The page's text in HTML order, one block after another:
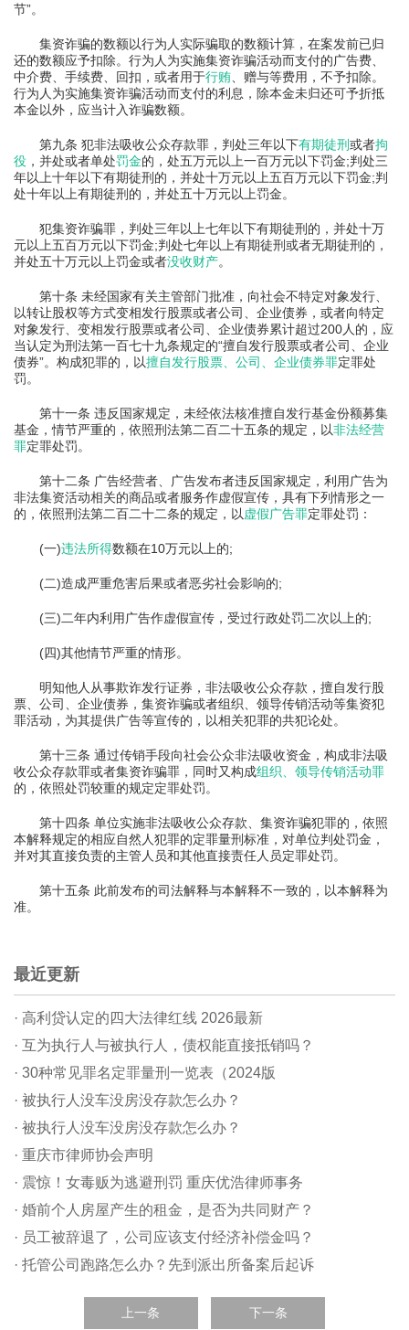
节”。
集资诈骗的数额以行为人实际骗取的数额计算，在案发前已归
还的数额应予扣除。行为人为实施集资诈骗活动而支付的广告费、
中介费、手续费、回扣，或者用于行贿 、赠与等费用，不予扣除。
行为人为实施集资诈骗活动而支付的利息，除本金未归还可予折抵
本金以外，应当计入诈骗数额。
第九条 犯非法吸收公众存款罪，判处三年以下有期徒刑或者拘
役 ，并处或者单处罚金的，处五万元以上一百万元以下罚金;判处三
年以上十年以下有期徒刑的，并处十万元以上五百万元以下罚金;判
处十年以上有期徒刑的，并处五十万元以上罚金。
犯集资诈骗罪，判处三年以上七年以下有期徒刑的，并处十万
元以上五百万元以下罚金;判处七年以上有期徒刑或者无期徒刑的，
并处五十万元以上罚金或者没收财产。
第十条 未经国家有关主管部门批准，向社会不特定对象发行、
以转让股权等方式变相发行股票或者公司、企业债券，或者向特定
对象发行、变相发行股票或者公司、企业债券累计超过200人的，应
当认定为刑法第一百七十九条规定的“擅自发行股票或者公司、企业
债券”。构成犯罪的，以擅自发行股票、公司、企业债券罪定罪处
罚。
第十一条 违反国家规定，未经依法核准擅自发行基金份额募集
基金，情节严重的，依照刑法第二百二十五条的规定，以非法经营
罪定罪处罚。
第十二条 广告经营者、广告发布者违反国家规定，利用广告为
非法集资活动相关的商品或者服务作虚假宣传，具有下列情形之一
的，依照刑法第二百二十二条的规定，以 虚假广告罪定罪处罚：
(一)违法所得数额在10万元以上的;
(二)造成严重危害后果或者恶劣社会影响的;
(三)二年内利用广告作虚假宣传，受过行政处罚二次以上的;
(四)其他情节严重的情形。
明知他人从事欺诈发行证券，非法吸收公众存款，擅自发行股
票、公司、企业债券，集资诈骗或者组织、领导传销活动等集资犯
罪活动，为其提供广告等宣传的，以相关犯罪的共犯论处。
第十三条 通过传销手段向社会公众非法吸收资金，构成非法吸
收公众存款罪或者集资诈骗罪，同时又构成组织、领导传销活动罪
的，依照处罚较重的规定定罪处罚。
第十四条 单位实施非法吸收公众存款、集资诈骗犯罪的，依照
本解释规定的相应自然人犯罪的定罪量刑标准，对单位判处罚金，
并对其直接负责的主管人员和其他直接责任人员定罪处罚。
第十五条 此前发布的司法解释与本解释不一致的，以本解释为
准。
最近更新
· 高利贷认定的四大法律红线 2026最新
· 互为执行人与被执行人，债权能直接抵销吗？
· 30种常见罪名定罪量刑一览表（2024版
· 被执行人没车没房没存款怎么办？
· 被执行人没车没房没存款怎么办？
· 重庆市律师协会声明
· 震惊！女毒贩为逃避刑罚 重庆优浩律师事务
· 婚前个人房屋产生的租金，是否为共同财产？
· 员工被辞退了，公司应该支付经济补偿金吗？
· 托管公司跑路怎么办？先到派出所备案后起诉
上一条 下一条